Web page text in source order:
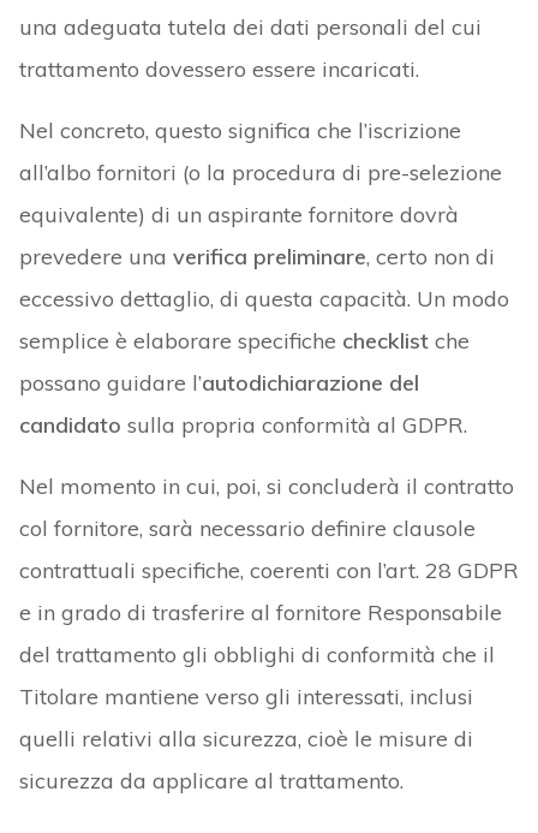
una adeguata tutela dei dati personali del cui
trattamento dovessero essere incaricati.
Nel concreto, questo significa che l’iscrizione
all’albo fornitori (o la procedura di pre-selezione
equivalente) di un aspirante fornitore dovrà
prevedere una verifica preliminare, certo non di
eccessivo dettaglio, di questa capacità. Un modo
semplice è elaborare specifiche checklistche
possano guidare l’autodichiarazione del
candidato sulla propria conformità al GDPR.
Nel momento in cui, poi, si concluderà il contratto
col fornitore, sarà necessario definire clausole
contrattuali specifiche, coerenti con l’art. 28 GDPR
e in grado di trasferire al fornitore Responsabile
del trattamento gli obblighi di conformità che il
Titolare mantiene verso gli interessati, inclusi
quelli relativi alla sicurezza, cioè le misure di
sicurezza da applicare al trattamento.